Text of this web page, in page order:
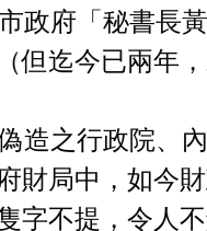
政府「秘書長
但迄今已兩年
造之行政院、
財局中，如今
字不提，令人